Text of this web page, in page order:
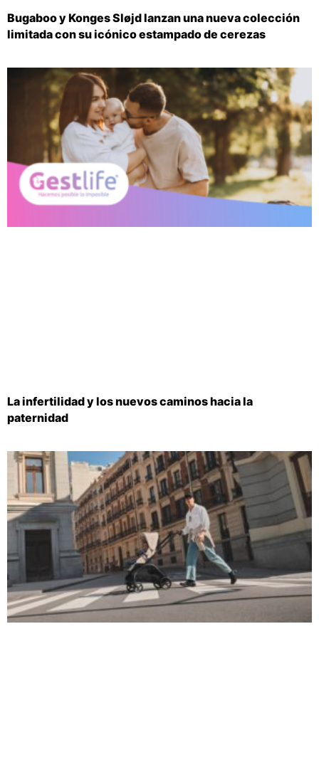
Bugaboo y Konges Sløjd lanzan una nueva colección
limitada con su icónico estampado de cerezas
La infertilidad y los nuevos caminos hacia la
paternidad